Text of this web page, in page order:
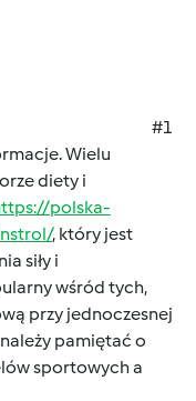
#1
Wielu
diety i
polska-
, który jest
siły i
wśród tych,
przy jednoczesnej
pamiętać o
sportowych a